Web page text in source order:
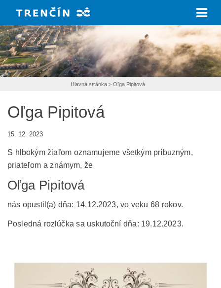
Hlavná stránka> Oľga Pipitová
Oľga Pipitová
15. 12. 2023
S hlbokým žiaľom oznamujeme všetkým príbuzným,
priateľom a známym, že
Oľga Pipitová
nás opustil(a) dňa: 14.12.2023, vo veku 68 rokov.
Posledná rozlúčka sa uskutoční dňa: 19.12.2023.